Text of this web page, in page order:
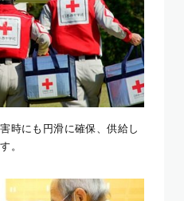
時にも円滑に確保、供給し
。